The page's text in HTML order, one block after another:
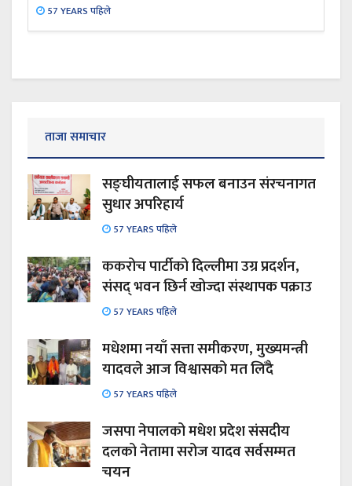
57 YEARS पहिले
ताजा समाचार
सङ्घीयतालाई सफल बनाउन संरचनागत
सुधार अपरिहार्य
57 YEARS पहिले
ककरोच पार्टीको दिल्लीमा उग्र प्रदर्शन,
संसद् भवन छिर्न खोज्दा संस्थापक पक्राउ
57 YEARS पहिले
मधेशमा नयाँ सत्ता समीकरण, मुख्यमन्त्री
यादवले आज विश्वासको मत लिँदै
57 YEARS पहिले
जसपा नेपालको मधेश प्रदेश संसदीय
दलको नेतामा सरोज यादव सर्वसम्मत
चयन